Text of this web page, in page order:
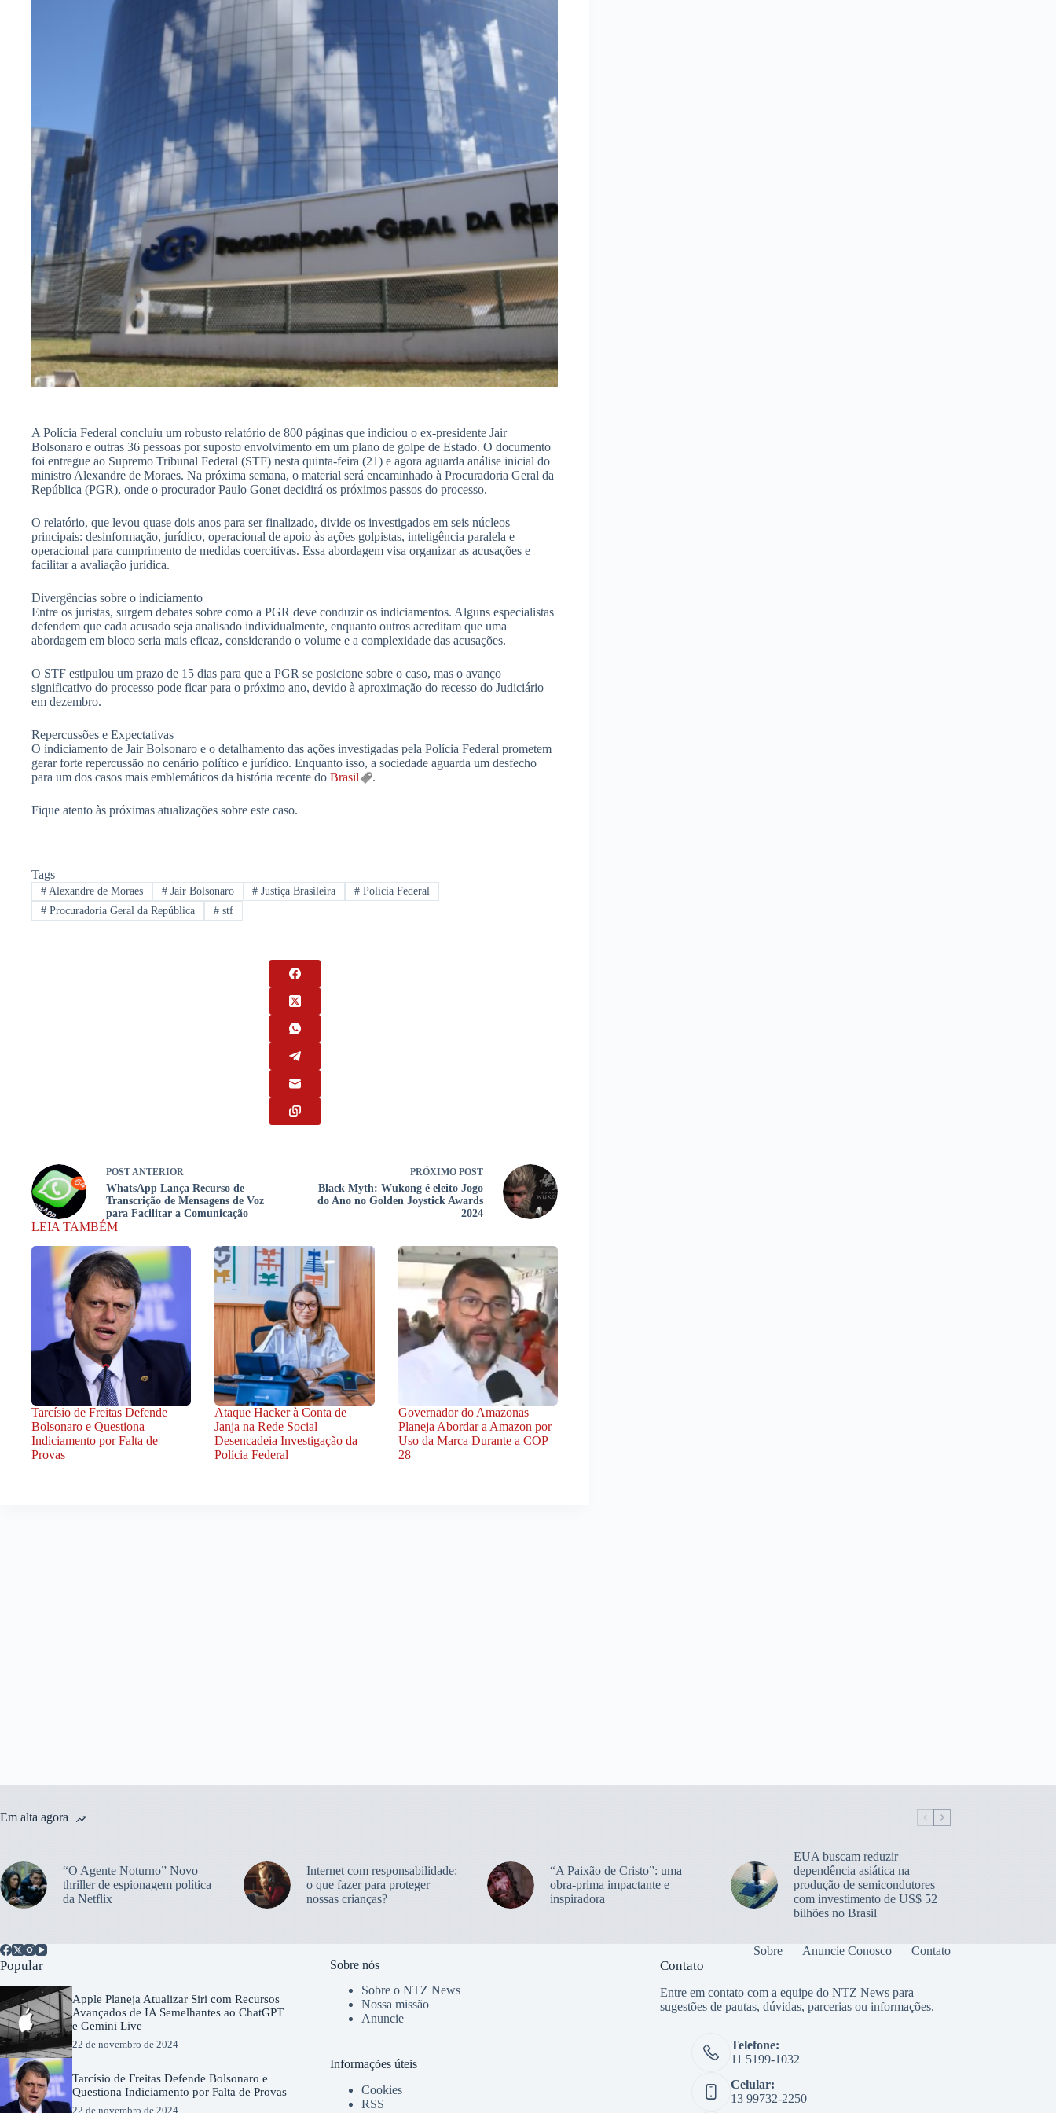
A Polícia Federal concluiu um robusto relatório de 800 páginas que indiciou o ex-presidente Jair
Bolsonaro e outras 36 pessoas por suposto envolvimento em um plano de golpe de Estado. O documento
foi entregue ao Supremo Tribunal Federal (STF) nesta quinta-feira (21) e agora aguarda análise inicial do
ministro Alexandre de Moraes. Na próxima semana, o material será encaminhado à Procuradoria Geral da
República (PGR), onde o procurador Paulo Gonet decidirá os próximos passos do processo.
O relatório, que levou quase dois anos para ser finalizado, divide os investigados em seis núcleos
principais: desinformação, jurídico, operacional de apoio às ações golpistas, inteligência paralela e
operacional para cumprimento de medidas coercitivas. Essa abordagem visa organizar as acusações e
facilitar a avaliação jurídica.
Divergências sobre o indiciamento
Entre os juristas, surgem debates sobre como a PGR deve conduzir os indiciamentos. Alguns especialistas
defendem que cada acusado seja analisado individualmente, enquanto outros acreditam que uma
abordagem em bloco seria mais eficaz, considerando o volume e a complexidade das acusações.
O STF estipulou um prazo de 15 dias para que a PGR se posicione sobre o caso, mas o avanço
significativo do processo pode ficar para o próximo ano, devido à aproximação do recesso do Judiciário
em dezembro.
Repercussões e Expectativas
O indiciamento de Jair Bolsonaro e o detalhamento das ações investigadas pela Polícia Federal prometem
gerar forte repercussão no cenário político e jurídico. Enquanto isso, a sociedade aguarda um desfecho
para um dos casos mais emblemáticos da história recente do Brasil .
Fique atento às próximas atualizações sobre este caso.
Tags
#Alexandre de Moraes #Jair Bolsonaro # Justiça Brasileira # Polícia Federal
#Procuradoria Geral da República #stf
POST ANTERIOR
WhatsApp Lança Recurso de
Transcrição de Mensagens de Voz
para Facilitar a Comunicação
PRÓXIMO POST
Black Myth: Wukong é eleito Jogo
do Ano no Golden Joystick Awards
2024
LEIA TAMBÉM
Tarcísio de Freitas Defende
Bolsonaro e Questiona
Indiciamento por Falta de
Provas
Ataque Hacker à Conta de
Janja na Rede Social
Desencadeia Investigação da
Polícia Federal
Governador do Amazonas
Planeja Abordar a Amazon por
Uso da Marca Durante a COP
28
Em alta agora
“O Agente Noturno” Novo
thriller de espionagem política
da Netflix
Internet com responsabilidade:
o que fazer para proteger
nossas crianças?
“A Paixão de Cristo”: uma
obra-prima impactante e
inspiradora
EUA buscam reduzir
dependência asiática na
produção de semicondutores
com investimento de US$ 52
bilhões no Brasil
Sobre Anuncie Conosco Contato
Popular
Apple Planeja Atualizar Siri com Recursos
Avançados de IA Semelhantes ao ChatGPT
e Gemini Live
22 de novembro de 2024
Tarcísio de Freitas Defende Bolsonaro e
Questiona Indiciamento por Falta de Provas
22 de novembro de 2024
Sobre nós
Sobre o NTZ News
Nossa missão
Anuncie
Informações úteis
Cookies
RSS
Contato
Entre em contato com a equipe do NTZ News para
sugestões de pautas, dúvidas, parcerias ou informações.
Telefone:
11 5199-1032
Celular:
13 99732-2250